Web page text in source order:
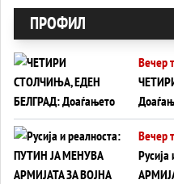
ПРОФИЛ
Вечер
на
Вечер